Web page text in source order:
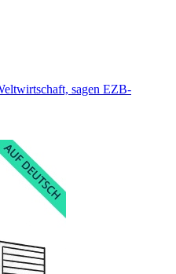
sagen EZB-